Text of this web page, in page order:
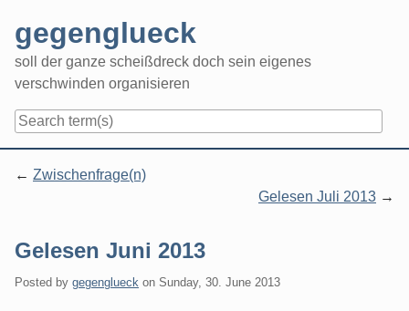
content
gegenglueck
soll der ganze scheißdreck doch sein eigenes
verschwinden organisieren
Zwischenfrage(n)
Gelesen Juli 2013
Gelesen Juni 2013
Posted by gegenglueck on Sunday, 30. June 2013